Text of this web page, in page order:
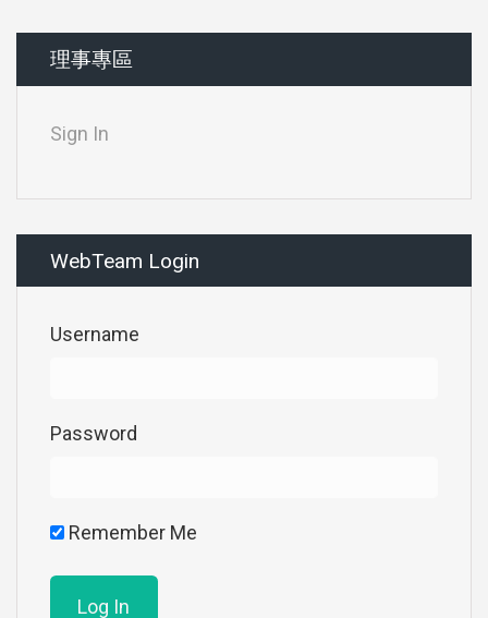
理事專區
Sign In
WebTeam Login
Username
Password
Remember Me